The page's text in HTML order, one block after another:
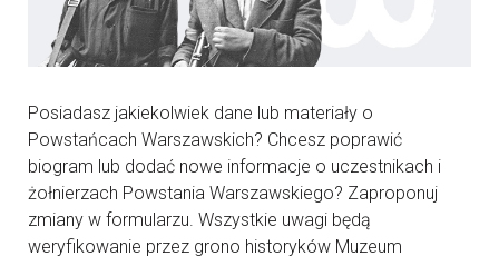
Posiadasz jakiekolwiek dane lub materiały o
Powstańcach Warszawskich? Chcesz poprawić
biogram lub dodać nowe informacje o uczestnikach i
żołnierzach Powstania Warszawskiego? Zaproponuj
zmiany w formularzu. Wszystkie uwagi będą
weryfikowanie przez grono historyków Muzeum